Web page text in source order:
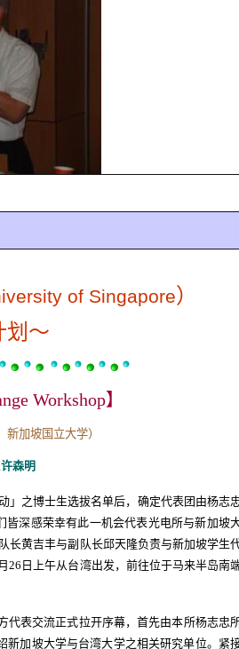
of Singapore）
划～
Workshop】
加坡国立大学）
许森明
」之博士生选拔名单后，确定代表团由杨志
深感荣幸有此一机会代表光电所与新加坡
长黄吉丰与副队长邱天隆负责与新加坡学生
26 日上午从台湾出发，前往位于马来半岛南
代表交流正式拉开序幕，首先由本所杨志忠
新加坡大学与台湾大学之相关研究单位。紧